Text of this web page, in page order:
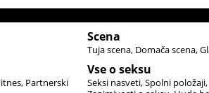
Partnerski
Scena
Tuja scena Domača scena
Vse o seksu
Seksi nasveti Spolni položaji